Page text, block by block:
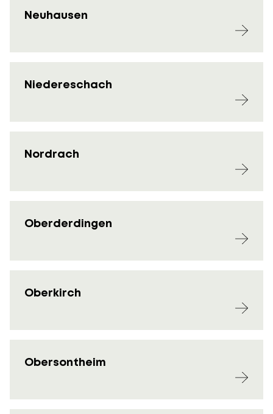
Neuhausen
Niedereschach
Nordrach
Oberderdingen
Oberkirch
Obersontheim